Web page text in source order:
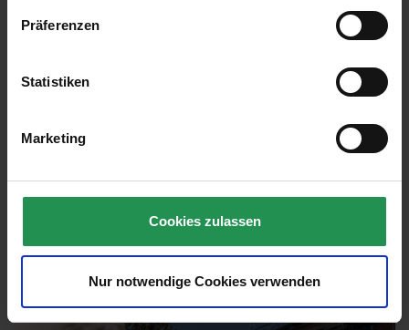
Präferenzen
Statistiken
Marketing
Cookies zulassen
Nur notwendige Cookies verwenden
sichern zudem eine langfristige, nachhaltige Nutzung des
Aktuell sind noch Wohnungen verfügbar. Weiterführende
unsererHomepage.
Foto: © StudioF